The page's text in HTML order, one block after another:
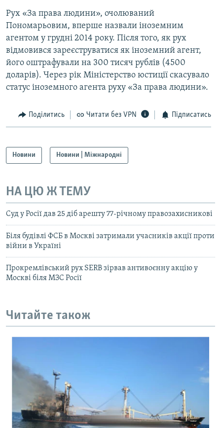
Рух «За права людини», очолюваний
Пономарьовим, вперше назвали іноземним
агентом у грудні 2014 року. Після того, як рух
відмовився зареєструватися як іноземний агент,
його оштрафували на 300 тисяч рублів (4500
доларів). Через рік Міністерство юстиції скасувало
статус іноземного агента руху «За права людини».
Поділитись Читати без VPN Підписатись
Новини Новини | Міжнародні
НА ЦЮ Ж ТЕМУ
Суд у Росії дав 25 діб арешту 77-річному правозахисникові
Біля будівлі ФСБ в Москві затримали учасників акції проти
війни в Україні
Прокремлівський рух SERB зірвав антивоєнну акцію у
Москві біля МЗС Росії
Читайте також